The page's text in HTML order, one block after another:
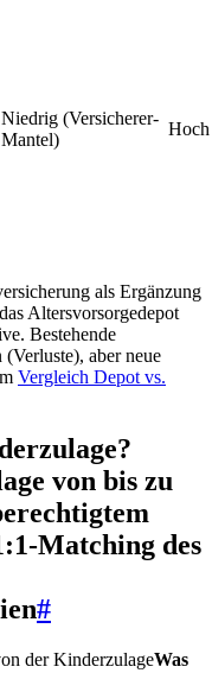
Niedrig (Versicherer-
Mantel)
Hoch
als Ergänzung
Altersvorsorgedepot
Bestehende
aber neue
Vergleich Depot vs.
von bis zu
Matching des
#
derKinderzulageWas